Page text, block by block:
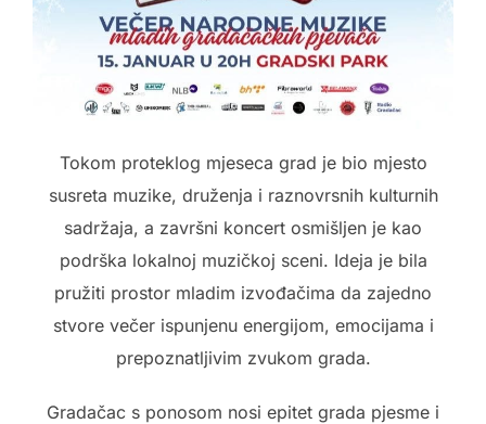
Tokom proteklog mjeseca grad je bio mjesto
susreta muzike, druženja i raznovrsnih kulturnih
sadržaja, a završni koncert osmišljen je kao
podrška lokalnoj muzičkoj sceni. Ideja je bila
pružiti prostor mladim izvođačima da zajedno
stvore večer ispunjenu energijom, emocijama i
prepoznatljivim zvukom grada.
Gradačac s ponosom nosi epitet grada pjesme i